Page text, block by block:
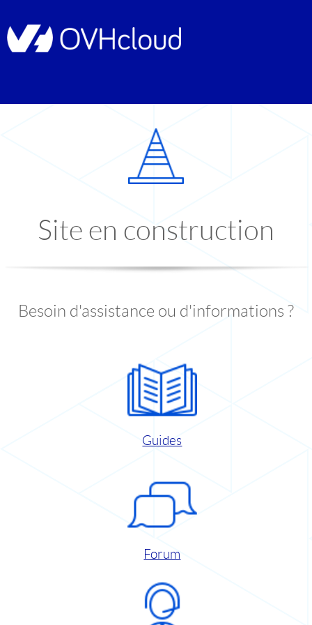
Site en construction
Besoin d'assistance ou d'informations ?
Guides
Forum